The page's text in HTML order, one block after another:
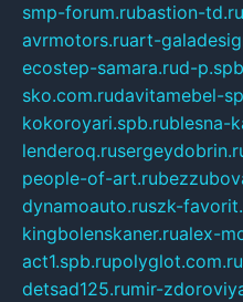
smp-forum.rubastion-td.ru
avrmotors.ruart-
ecostep-samara.rud-
sko.com.rudavitamebel-
kokoroyari.spb.rublesna-
lenderoq.ru
people-of-art.ru
dynamoauto.ruszk-
kingbolenskaner.rualex-
act1.spb.rupolyglot.com.ru
detsad125.rumir-